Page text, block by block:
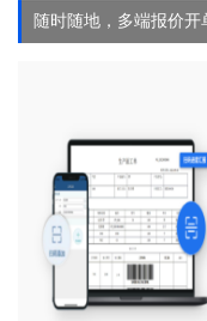
随时随地，多端报价开